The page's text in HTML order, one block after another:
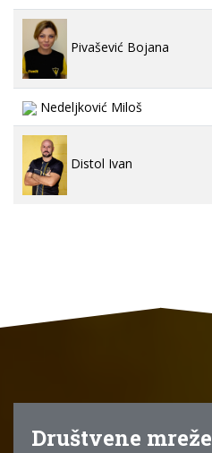
Pivašević Bojana
Nedeljković Miloš
Distol Ivan
Društvene mreže